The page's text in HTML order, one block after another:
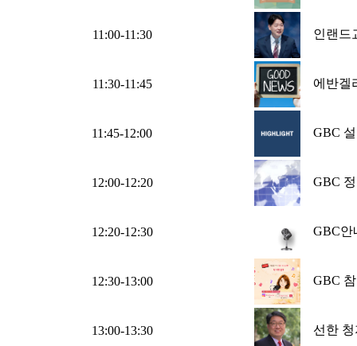
11:00-11:30 인랜드
11:30-11:45 에반겔
11:45-12:00 GBC
12:00-12:20 GBC
12:20-12:30 GBC안
12:30-13:00 GBC
13:00-13:30 선한